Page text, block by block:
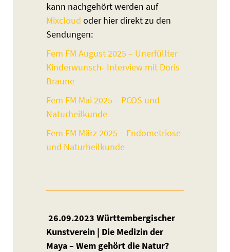
kann nachgehört werden auf
Mixcloud oder hier direkt zu den
Sendungen:
Fem FM August 2025 – Unerfüllter
Kinderwunsch- Interview mit Doris
Braune
Fem FM Mai 2025 – PCOS und
Naturheilkunde
Fem FM März 2025 – Endometriose
und Naturheilkunde
26.09.2023 Württembergischer
Kunstverein | Die Medizin der
Maya – Wem gehört die Natur?